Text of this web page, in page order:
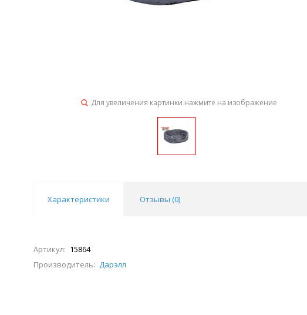
Для увеличения картинки нажмите на изображение
Характеристики Отзывы (0)
Артикул: 15864
Производитель: Дарэлл